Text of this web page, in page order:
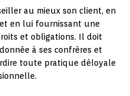
au mieux son client, en
en lui fournissant une
et obligations. Il doit
à ses confrères et
toute pratique déloyale